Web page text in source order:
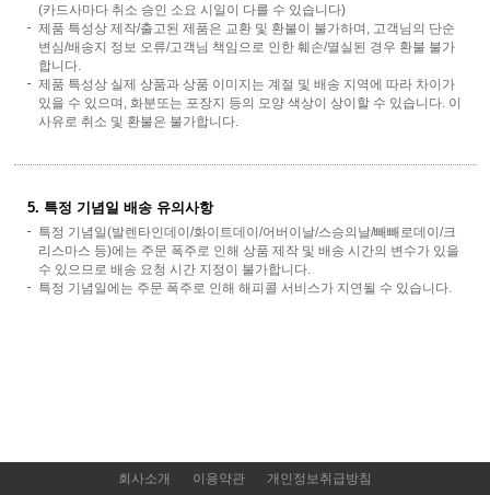
(카드사마다 취소 승인 소요 시일이 다를 수 있습니다)
제품 특성상 제작/출고된 제품은 교환 및 환불이 불가하며, 고객님의 단순
변심/배송지 정보 오류/고객님 책임으로 인한 훼손/멸실된 경우 환불 불가
합니다.
제품 특성상 실제 상품과 상품 이미지는 계절 및 배송 지역에 따라 차이가
있을 수 있으며, 화분또는 포장지 등의 모양 색상이 상이할 수 있습니다. 이
사유로 취소 및 환불은 불가합니다.
5. 특정 기념일 배송 유의사항
특정 기념일(발렌타인데이/화이트데이/어버이날/스승의날/빼빼로데이/크
리스마스 등)에는 주문 폭주로 인해 상품 제작 및 배송 시간의 변수가 있을
수 있으므로 배송 요청 시간 지정이 불가합니다.
특정 기념일에는 주문 폭주로 인해 해피콜 서비스가 지연될 수 있습니다.
회사소개 이용약관 개인정보취급방침